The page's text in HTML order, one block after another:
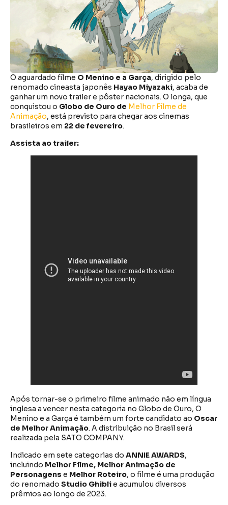
O aguardado filme O Menino e a Garça, dirigido pelo
renomado cineasta japonês Hayao Miyazaki, acaba de
ganhar um novo trailer e pôster nacionais. O longa, que
conquistou o Globo de Ouro de Melhor Filme de
Animação, está previsto para chegar aos cinemas
brasileiros em 22 de fevereiro.
Assista ao trailer:
Após tornar-se o primeiro filme animado não em língua
inglesa a vencer nesta categoria no Globo de Ouro, O
Menino e a Garça é também um forte candidato ao Oscar
de Melhor Animação. A distribuição no Brasil será
realizada pela SATO COMPANY.
Indicado em sete categorias do ANNIE AWARDS,
incluindo Melhor Filme, Melhor Animação de
Personagens e Melhor Roteiro, o filme é uma produção
do renomado Studio Ghiblie acumulou diversos
prêmios ao longo de 2023.